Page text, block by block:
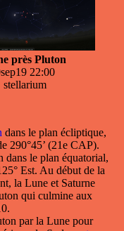
près Pluton
22:00
stellarium
dans le plan écliptique,
290°45’ (21e CAP).
dans le plan équatorial,
Est. Au début de la
la Lune et Saturne
qui culmine aux
par la Lune pour